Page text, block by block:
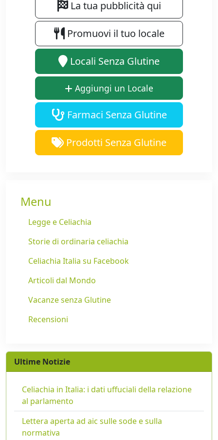
La tua pubblicità qui
Promuovi il tuo locale
Locali Senza Glutine
Aggiungi un Locale
Farmaci Senza Glutine
Prodotti Senza Glutine
Menu
Legge e Celiachia
Storie di ordinaria celiachia
Celiachia Italia su Facebook
Articoli dal Mondo
Vacanze senza Glutine
Recensioni
Ultime Notizie
Celiachia in Italia: i dati uffuciali della relazione
al parlamento
Lettera aperta ad aic sulle sode e sulla
normativa